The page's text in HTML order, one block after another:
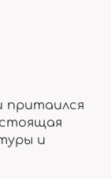
притаился
и